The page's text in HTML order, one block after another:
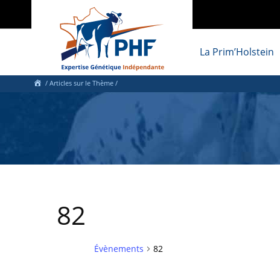
La Prim’Holstein
/ Articles sur le Thème /
82
Évènements 82